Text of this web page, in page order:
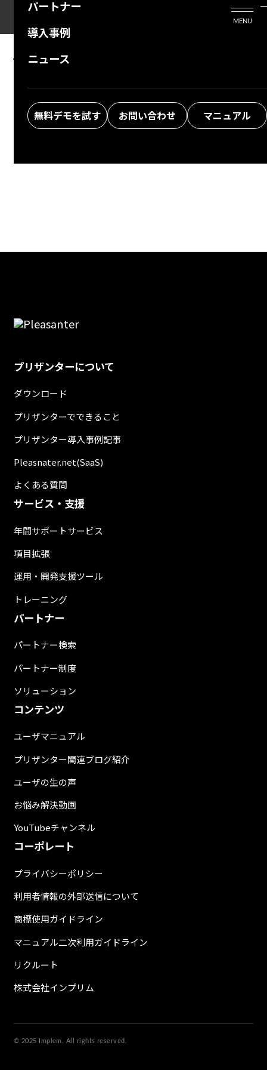
パートナー
導入事例
ニュース
無料デモを試す お問い合わせ マニュアル
MENU
The specified information was not found.
プリザンターについて
ダウンロード
プリザンターでできること
プリザンター導入事例記事
Pleasnater.net(SaaS)
よくある質問
サービス・支援
年間サポートサービス
項目拡張
運用・開発支援ツール
トレーニング
パートナー
パートナー検索
パートナー制度
ソリューション
コンテンツ
ユーザマニュアル
プリザンター関連ブログ紹介
ユーザの生の声
お悩み解決動画
YouTubeチャンネル
コーポレート
プライバシーポリシー
利用者情報の外部送信について
商標使用ガイドライン
マニュアル二次利用ガイドライン
リクルート
株式会社インプリム
© 2025 Implem. All rights reserved.